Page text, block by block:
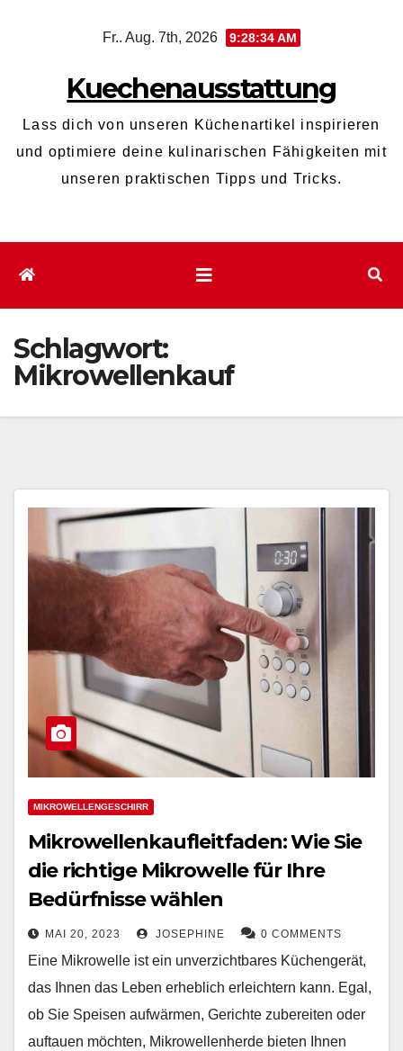
Fr.. Aug. 7th, 2026 9:28:35 AM
Kuechenausstattung
Lass dich von unseren Küchenartikel inspirieren
und optimiere deine kulinarischen Fähigkeiten mit
unseren praktischen Tipps und Tricks.
Schlagwort:
Mikrowellenkauf
MIKROWELLENGESCHIRR
Mikrowellenkaufleitfaden: Wie Sie
die richtige Mikrowelle für Ihre
Bedürfnisse wählen
MAI 20, 2023 JOSEPHINE 0 COMMENTS
Eine Mikrowelle ist ein unverzichtbares Küchengerät,
das Ihnen das Leben erheblich erleichtern kann. Egal,
ob Sie Speisen aufwärmen, Gerichte zubereiten oder
auftauen möchten, Mikrowellenherde bieten Ihnen